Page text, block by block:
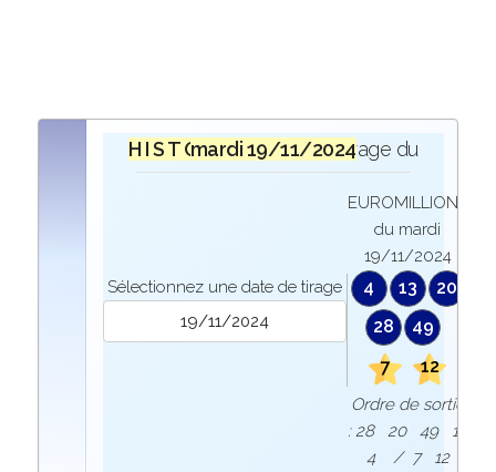
H I S T O R I Q U Elors du tirage du
mardi 19/11/2024
Sélectionnez une date de tirage
EUROMILLIONS
du mardi
19/11/2024
4 13
20
28
49
7
12
Ordre de sortie
: 28 20 49 13
4 / 7 12